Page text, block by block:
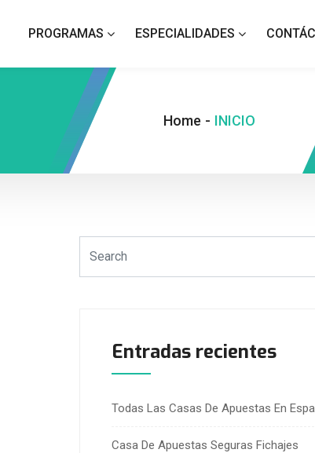
PROGRAMAS ESPECIALIDADES
Home - INICIO
Entradas recientes
Todas Las Casas De Apuestas En
Casa De Apuestas Seguras Fichajes